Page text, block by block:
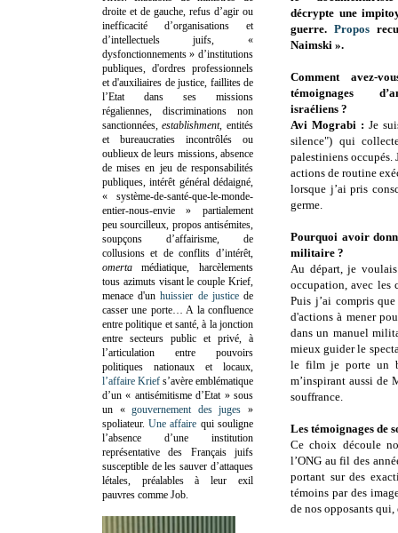
décrypte une
guerre.Propos
Naimski ».
Comment avez-
témoignages
israéliens ?
Avi Mograbi : Je
silence") qui
palestiniens occupés.
actions de routine
lorsque j’ai pris
germe.
Pourquoi avoir
militaire ?
Au départ, je
occupation, avec les
Puis j’ai compris
d'actions à mener
dans un manuel
mieux guider le
le film je porte un
m’inspirant aussi de
souffrance.
Les témoignages de
Ce choix découle
l’ONG au fil des
portant sur des
témoins par des
de nos opposants
droite et de gauche, refus d’agir ou
inefficacité d’organisations et
d’intellectuels juifs, «
dysfonctionnements » d’institutions
publiques, d'ordres professionnels
et d'auxiliaires de justice, faillites de
l’Etat dans ses missions
régaliennes, discriminations non
sanctionnées,establishment, entités
et bureaucraties incontrôlés ou
oublieux de leurs missions, absence
de mises en jeu de responsabilités
publiques, intérêt général dédaigné,
« système-de-santé-que-le-monde-
entier-nous-envie » partialement
peu sourcilleux, propos antisémites,
soupçons d’affairisme, de
collusions et de conflits d’intérêt,
omertamédiatique, harcèlements
tous azimuts visant le couple Krief,
menace d'unhuissier de justicede
casser une porte… A la confluence
entre politique et santé, à la jonction
entre secteurs public et privé, à
l’articulation entre pouvoirs
politiques nationaux et locaux,
l’affaire Krief s’avère emblématique
d’un « antisémitisme d’Etat » sous
un «gouvernement des juges »
spoliateur.Une affaire qui souligne
l’absence d’une institution
représentative des Français juifs
susceptible de les sauver d’attaques
létales, préalables à leur exil
pauvres comme Job.